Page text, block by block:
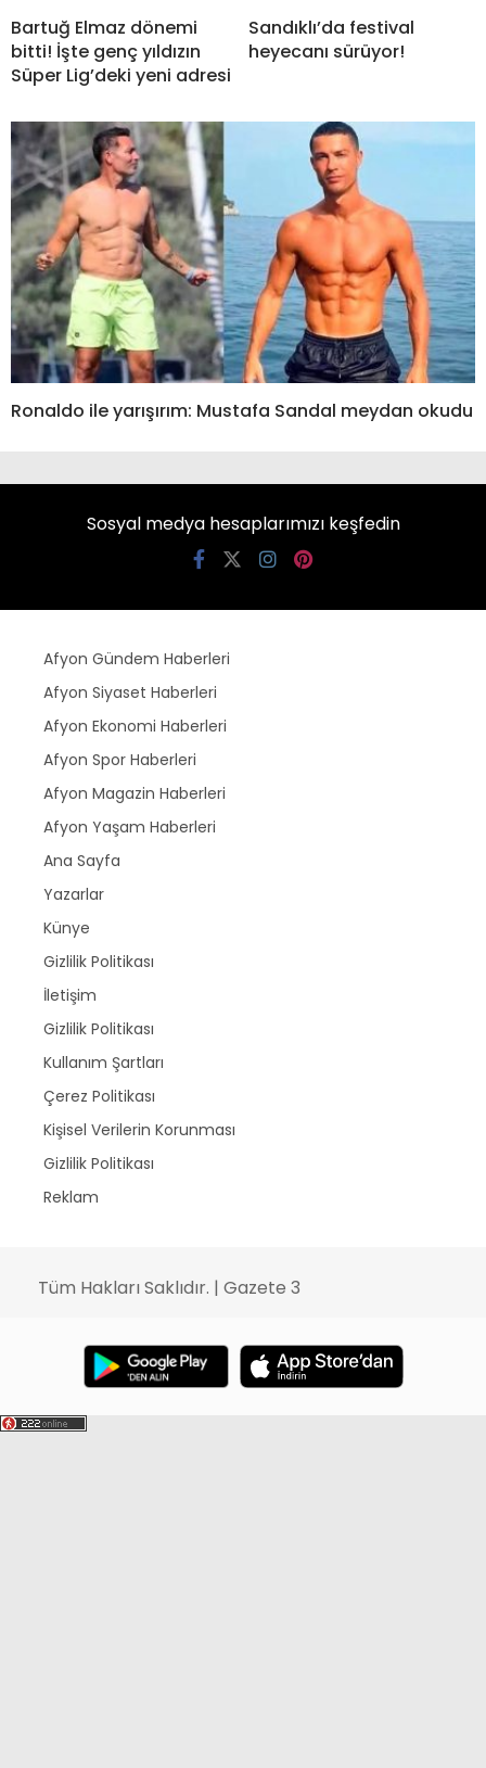
Bartuğ Elmaz dönemi
bitti! İşte genç yıldızın
Süper Lig’deki yeni adresi
Sandıklı’da festival
heyecanı sürüyor!
Ronaldo ile yarışırım: Mustafa Sandal meydan okudu
Sosyal medya hesaplarımızı keşfedin
Afyon Gündem Haberleri
Afyon Siyaset Haberleri
Afyon Ekonomi Haberleri
Afyon Spor Haberleri
Afyon Magazin Haberleri
Afyon Yaşam Haberleri
Ana Sayfa
Yazarlar
Künye
Gizlilik Politikası
İletişim
Gizlilik Politikası
Kullanım Şartları
Çerez Politikası
Kişisel Verilerin Korunması
Gizlilik Politikası
Reklam
Tüm Hakları Saklıdır. | Gazete 3